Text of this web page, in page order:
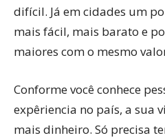
difícil. Já em cidades um
mais fácil, mais barato e
maiores com o mesmo
Conforme você conhece
expêriencia no país, a sua
mais dinheiro. Só precisa